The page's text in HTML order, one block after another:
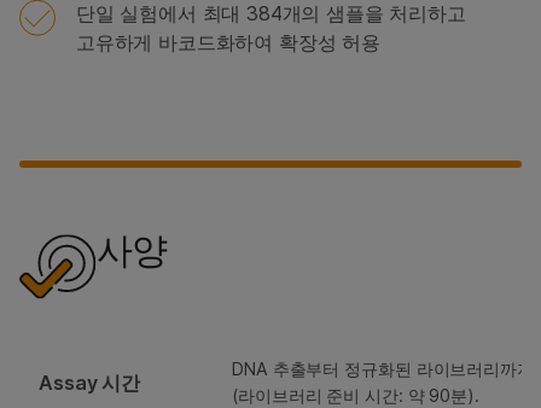
단일 실험에서 최대 384개의 샘플을 처리하고
고유하게 바코드화하여 확장성 허용
사양
Assay 시간
DNA 추출부터 정규화된 라이브러리까
(라이브러리 준비 시간: 약 90분).